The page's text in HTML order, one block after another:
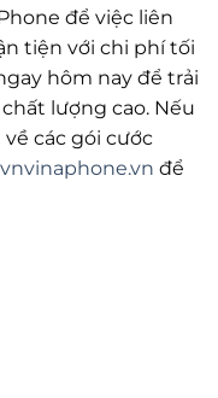
để việc liên
tiện với chi phí tối
hôm nay để trải
lượng cao. Nếu
các gói cước
vnvinaphone.vn để